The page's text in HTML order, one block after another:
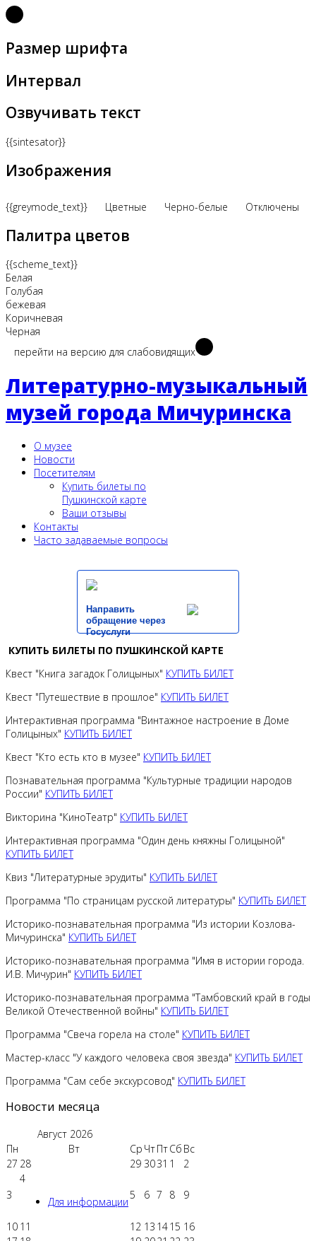
Размер шрифта
Интервал
Озвучивать текст
{{sintesator}}
Изображения
{{greymode_text}} Цветные Черно-белые Отключены
Палитра цветов
{{scheme_text}}
Белая
Голубая
бежевая
Коричневая
Черная
перейти на версию для слабовидящих
Литературно-музыкальный
музей города Мичуринска
О музее
Новости
Посетителям
Купить билеты по
Пушкинской карте
Ваши отзывы
Контакты
Часто задаваемые вопросы
Направить
обращение через
Госуслуги
КУПИТЬ БИЛЕТЫ ПО ПУШКИНСКОЙ КАРТЕ
Квест "Книга загадок Голицыных" КУПИТЬ БИЛЕТ
Квест "Путешествие в прошлое" КУПИТЬ БИЛЕТ
Интерактивная программа "Винтажное настроение в Доме
Голицыных" КУПИТЬ БИЛЕТ
Квест "Кто есть кто в музее" КУПИТЬ БИЛЕТ
Познавательная программа "Культурные традиции народов
России" КУПИТЬ БИЛЕТ
Викторина "КиноТеатр" КУПИТЬ БИЛЕТ
Интерактивная программа "Один день княжны Голицыной"
КУПИТЬ БИЛЕТ
Квиз "Литературные эрудиты" КУПИТЬ БИЛЕТ
Программа "По страницам русской литературы" КУПИТЬ БИЛЕТ
Историко-познавательная программа "Из истории Козлова-
Мичуринска" КУПИТЬ БИЛЕТ
Историко-познавательная программа "Имя в истории города.
И.В. Мичурин" КУПИТЬ БИЛЕТ
Историко-познавательная программа "Тамбовский край в годы
Великой Отечественной войны" КУПИТЬ БИЛЕТ
Программа "Свеча горела на столе" КУПИТЬ БИЛЕТ
Мастер-класс "У каждого человека своя звезда" КУПИТЬ БИЛЕТ
Программа "Сам себе экскурсовод" КУПИТЬ БИЛЕТ
Новости месяца
Август 2026
Пн
Вт Ср ЧтПтСб Вс
27 28 29 3031 1 2
3
4
Для информации
5 6 7 8 9
10 11 12 13 1415 16